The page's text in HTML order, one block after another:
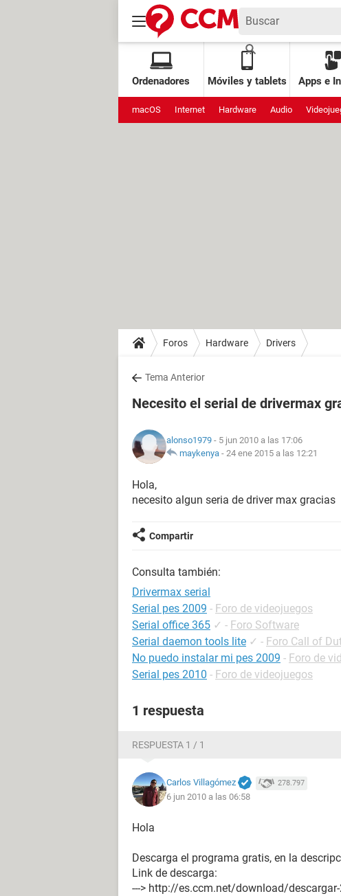
Ordenadores Móviles y tablets Apps e
macOS Internet Hardware Audio
Foros Hardware Drivers
Tema Anterior
Necesito el serial de drivermax
alonso1979 - 5 jun 2010 a las 17:06
maykenya - 24 ene 2015 a las 12:21
Hola,
necesito algun seria de driver max gracias
Compartir
Consulta también:
Drivermax serial
Serial pes 2009 - Foro de videojuegos
Serial office 365 ✓ - Foro Software
Serial daemon tools lite ✓ - Foro Call of
No puedo instalar mi pes 2009 - Foro de
Serial pes 2010 - Foro de videojuegos
1 respuesta
RESPUESTA 1 / 1
Carlos Villagómez 278.797
6 jun 2010 a las 06:58
Hola
Descarga el programa gratis, en la
Link de descarga:
---> http://es.ccm.net/download/